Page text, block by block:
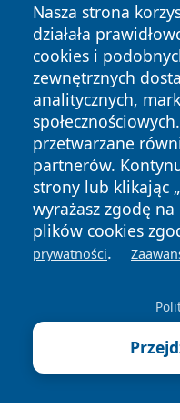
Nasza strona
działała
cookies i
zewnętrznych
analitycznych,
przetwarzane
partnerów.
strony lub klikając
wyrażasz zgodę
plików cookies
prywatności.
Copyright © 2026
zastrzeżone.
News Autorzy